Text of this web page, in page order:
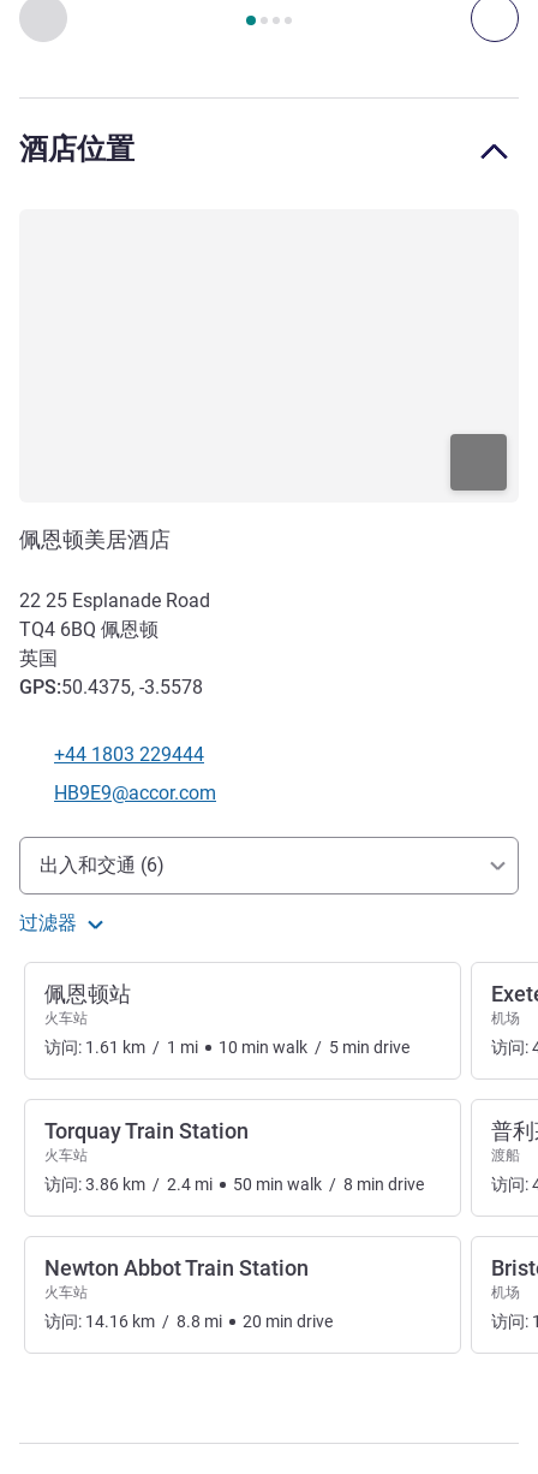
上一个 - 客房 下
第 页，共 , 客房 1 : 经典房，配备 1 张双人床 , 客房 2
酒店位置
佩恩顿美居酒店
22 25 Esplanade Road
TQ4 6BQ 佩恩顿
英国
GPS:50.4375, -3.5578
电话
+44 1803 229444
联系电子邮件
HB9E9@accor.com
抵达和交通
出入和交通 (6)
过滤器
佩恩顿站
火车站
访问: 1.61 km / 1 mi 10 min walk / 5 min drive
Torquay Train Station
火车站
访问:3.86 km / 2.4 mi 50 min walk / 8 min drive
Newton Abbot Train Station
火车站
访问: 14.16 km / 8.8 mi 20 min drive
机场
访问:
普
渡船
访问:
机场
访问: